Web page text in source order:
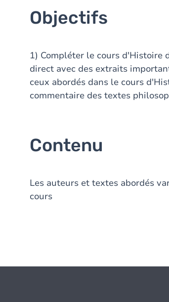
Objectifs
1) Compléter le cours d'Histoire
direct avec des extraits
ceux abordés dans le cours
commentaire des textes
Contenu
Les auteurs et textes abordés
cours